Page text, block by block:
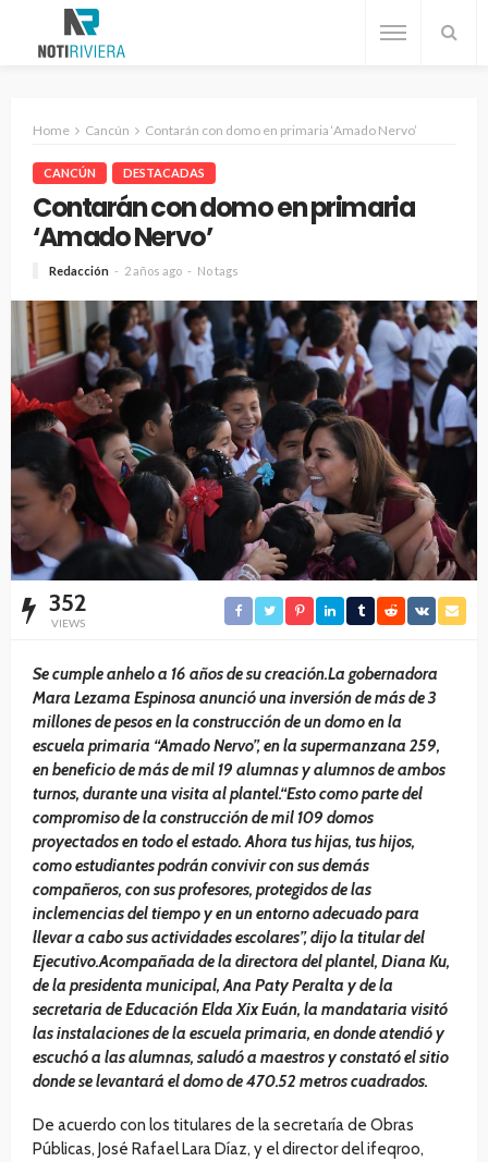
Home Cancún Contarán con domo en primaria ‘Amado Nervo’
CANCÚN DESTACADAS
Contarán con domo en primaria
‘Amado Nervo’
Redacción 2 años ago No tags
352
VIEWS
Se cumple anhelo a 16 años de su creación.La gobernadora
Mara Lezama Espinosa anunció una inversión de más de 3
millones de pesos en la construcción de un domo en la
escuela primaria “Amado Nervo”, en la supermanzana 259,
en beneficio de más de mil 19 alumnas y alumnos de ambos
turnos, durante una visita al plantel.“Esto como parte del
compromiso de la construcción de mil 109 domos
proyectados en todo el estado. Ahora tus hijas, tus hijos,
como estudiantes podrán convivir con sus demás
compañeros, con sus profesores, protegidos de las
inclemencias del tiempo y en un entorno adecuado para
llevar a cabo sus actividades escolares”, dijo la titular del
Ejecutivo.Acompañada de la directora del plantel, Diana Ku,
de la presidenta municipal, Ana Paty Peralta y de la
secretaria de Educación Elda Xix Euán, la mandataria visitó
las instalaciones de la escuela primaria, en donde atendió y
escuchó a las alumnas, saludó a maestros y constató el sitio
donde se levantará el domo de 470.52 metros cuadrados.
De acuerdo con los titulares de la secretaría de Obras
Públicas, José Rafael Lara Díaz, y el director del ifeqroo,